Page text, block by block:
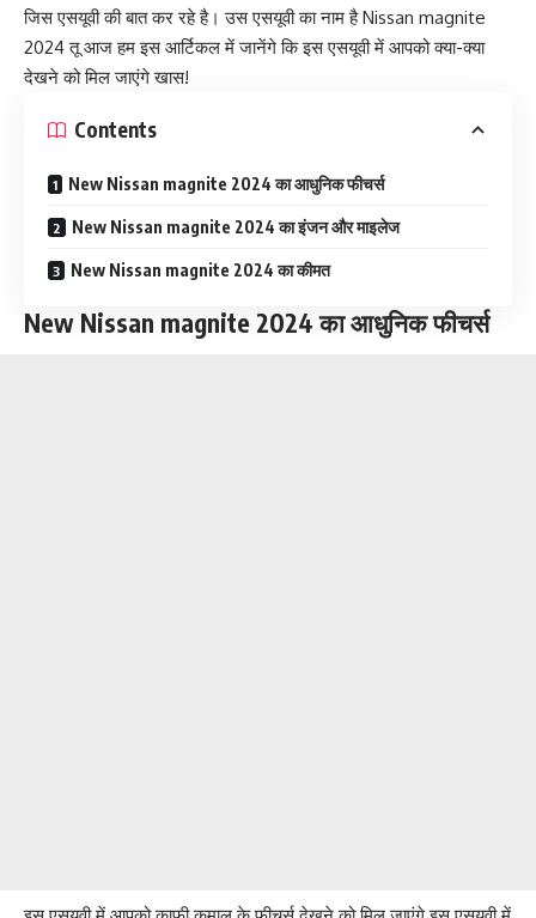
जिस एसयूवी की बात कर रहे है। उस एसयूवी का नाम है Nissan magnite
2024 तू आज हम इस आर्टिकल में जानेंगे कि इस एसयूवी में आपको क्या-क्या
देखने को मिल जाएंगे खास!
Contents
New Nissan magnite 2024 का आधुनिक फीचर्स
New Nissan magnite 2024 का इंजन और माइलेज
New Nissan magnite 2024 का कीमत
New Nissan magnite 2024 का आधुनिक फीचर्स